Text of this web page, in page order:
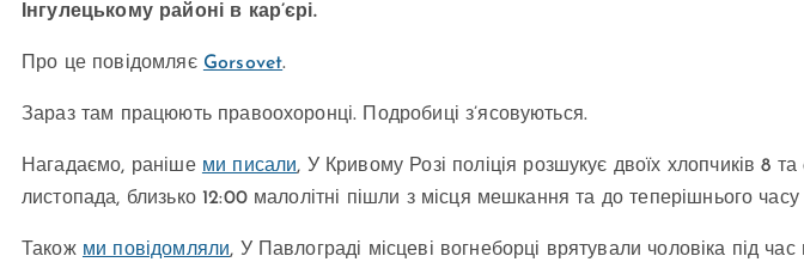
Інгулецькому районі в кар’єрі.
Про це повідомляє Gorsovet.
Зараз там працюють правоохоронці. Подробиці з’ясовуються.
Нагадаємо, раніше ми писали, У Кривому Розі поліція розшукує двоїх хлопчиків 8 та
листопада, близько 12:00 малолітні пішли з місця мешкання та до теперішнього
Також ми повідомляли, У Павлограді місцеві вогнеборці врятували чоловіка під час